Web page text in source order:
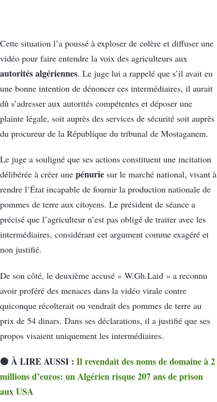
Cette situation l’a poussé à exploser de colère et diffuser une
vidéo pour faire entendre la voix des agriculteurs aux
autorités algériennes. Le juge lui a rappelé que s’il avait eu
une bonne intention de dénoncer ces intermédiaires, il aurait
dû s’adresser aux autorités compétentes et déposer une
plainte légale, soit auprès des services de sécurité soit auprès
du procureur de la République du tribunal de Mostaganem.
Le juge a souligné que ses actions constituent une incitation
délibérée à créer une pénurie sur le marché national, visant à
rendre l’État incapable de fournir la production nationale de
pommes de terre aux citoyens. Le président de séance a
précisé que l’agriculteur n’est pas obligé de traiter avec les
intermédiaires, considérant cet argument comme exagéré et
non justifié.
De son côté, le deuxième accusé « W.Gh.Laid » a reconnu
avoir proféré des menaces dans la vidéo virale contre
quiconque récolterait ou vendrait des pommes de terre au
prix de 54 dinars. Dans ses déclarations, il a justifié que ses
propos visaient uniquement les intermédiaires.
🟢 À LIRE AUSSI : Il revendait des noms de domaine à 2
millions d’euros: un Algérien risque 207 ans de prison
aux USA